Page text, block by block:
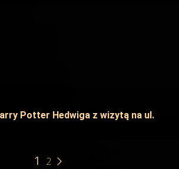
Potter Hedwiga z wizytą na ul.
1 2